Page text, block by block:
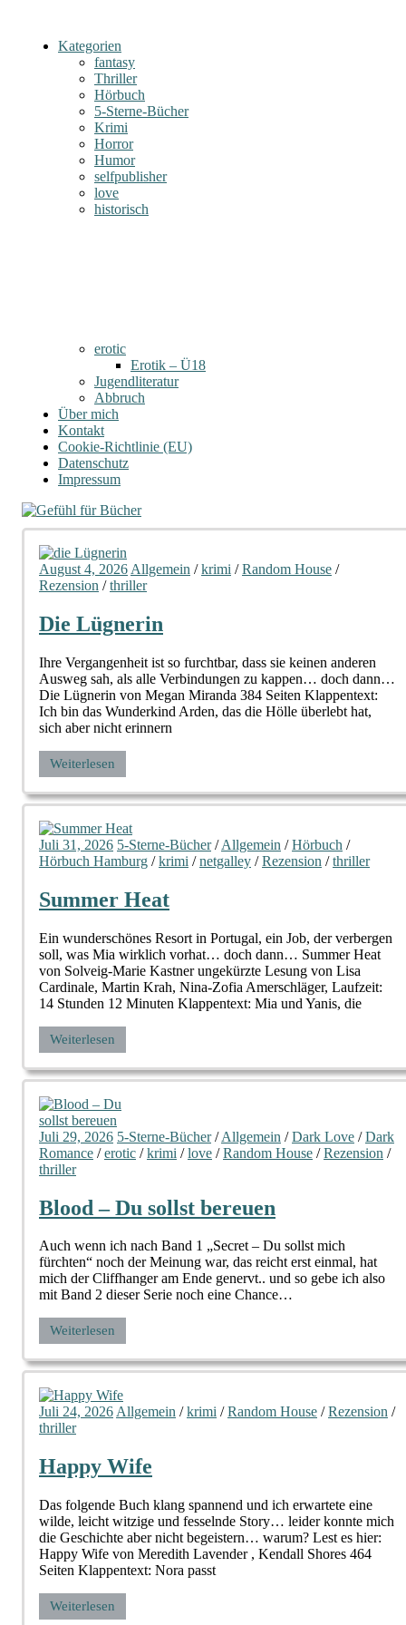
Kategorien
fantasy
Thriller
Hörbuch
5-Sterne-Bücher
Krimi
Horror
Humor
selfpublisher
love
historisch
erotic
Erotik – Ü18
Jugendliteratur
Abbruch
Über mich
Kontakt
Cookie-Richtlinie (EU)
Datenschutz
Impressum
August 4, 2026 Allgemein /krimi /Random House /
Rezension /thriller
Die Lügnerin
Ihre Vergangenheit ist so furchtbar, dass sie keinen anderen
Ausweg sah, als alle Verbindungen zu kappen… doch dann…
Die Lügnerin von Megan Miranda 384 Seiten Klappentext:
Ich bin das Wunderkind Arden, das die Hölle überlebt hat,
sich aber nicht erinnern
Weiterlesen
Juli 31, 2026 5-Sterne-Bücher/Allgemein /Hörbuch /
Hörbuch Hamburg /krimi /netgalley /Rezension /thriller
Summer Heat
Ein wunderschönes Resort in Portugal, ein Job, der verbergen
soll, was Mia wirklich vorhat… doch dann… Summer Heat
von Solveig-Marie Kastner ungekürzte Lesung von Lisa
Cardinale, Martin Krah, Nina-Zofia Amerschläger, Laufzeit:
14 Stunden 12 Minuten Klappentext: Mia und Yanis, die
Weiterlesen
Juli 29, 2026 5-Sterne-Bücher/Allgemein /Dark Love /Dark
Romance /erotic /krimi /love /Random House /Rezension /
thriller
Blood – Du sollst bereuen
Auch wenn ich nach Band 1 „Secret – Du sollst mich
fürchten“ noch der Meinung war, das reicht erst einmal, hat
mich der Cliffhanger am Ende genervt.. und so gebe ich also
mit Band 2 dieser Serie noch eine Chance…
Weiterlesen
Juli 24, 2026Allgemein /krimi /Random House /Rezension /
thriller
Happy Wife
Das folgende Buch klang spannend und ich erwartete eine
wilde, leicht witzige und fesselnde Story… leider konnte mich
die Geschichte aber nicht begeistern… warum? Lest es hier:
Happy Wife von Meredith Lavender , Kendall Shores 464
Seiten Klappentext: Nora passt
Weiterlesen